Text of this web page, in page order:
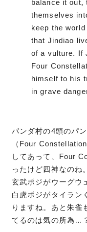
balance it out,
themselves
keep the
that Jindiao
of a vulture. If
Four
himself to his
in grave
パンダ村の4頭のパ
（Four
してあって、Four
ったけど四神なのね。
玄武ポジがウーグウ
白虎ポジがタイラン
りますね。あと朱雀
てるのは気の所為…